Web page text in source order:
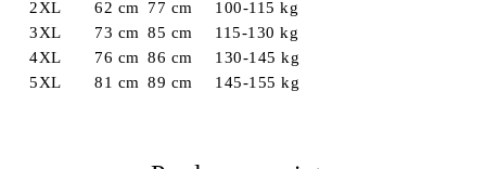
2XL
62 cm 77 cm
100-115 kg
3XL
73 cm 85 cm
115-130 kg
4XL
76 cm 86 cm
130-145 kg
5XL
81 cm 89 cm 145-155 kg